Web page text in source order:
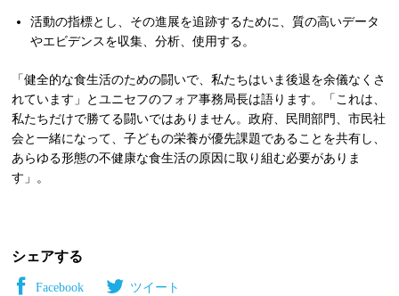
活動の指標とし、その進展を追跡するために、質の高いデータ
やエビデンスを収集、分析、使用する。
「健全的な食生活のための闘いで、私たちはいま後退を余儀なくさ
れています」とユニセフのフォア事務局長は語ります。「これは、
私たちだけで勝てる闘いではありません。政府、民間部門、市民社
会と一緒になって、子どもの栄養が優先課題であることを共有し、
あらゆる形態の不健康な食生活の原因に取り組む必要がありま
す」。
シェアする
Facebook ツイート